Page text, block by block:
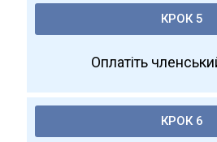
КРОК 5
Оплатіть
КРОК 6